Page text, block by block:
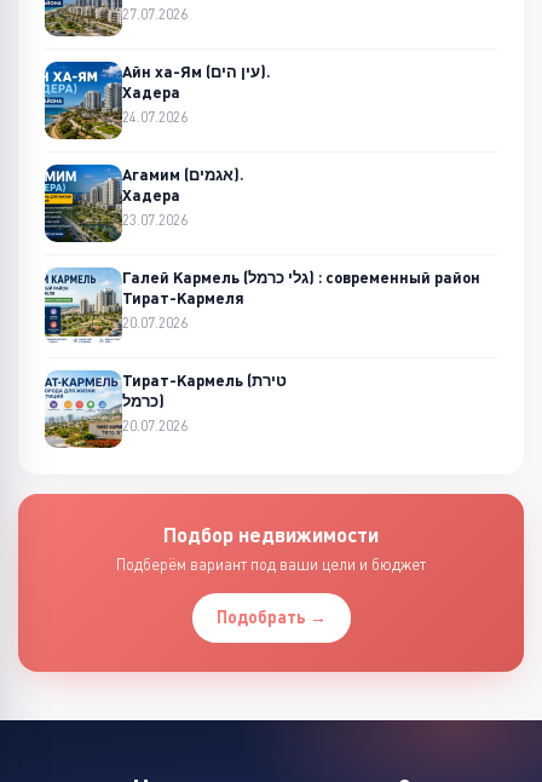
27.07.2026
Айн ха-Ям (עין הים).
Хадера
24.07.2026
Агамим (אגמים).
Хадера
23.07.2026
Галей Кармель (גלי כרמל) : современный район
Тират-Кармеля
20.07.2026
Тират-Кармель (טירת
כרמל)
20.07.2026
Подбор недвижимости
Подберём вариант под ваши цели и бюджет
Подобрать →